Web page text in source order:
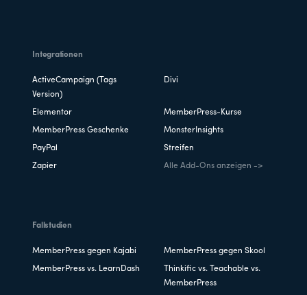
Integrationen
ActiveCampaign (Tags
Version)
Divi
Elementor MemberPress-Kurse
MemberPress Geschenke MonsterInsights
PayPal Streifen
Zapier Alle Add-Ons anzeigen ->
Fallstudien
MemberPress gegen Kajabi MemberPress gegen Skool
MemberPress vs. LearnDash
Thinkific vs. Teachable vs.
MemberPress